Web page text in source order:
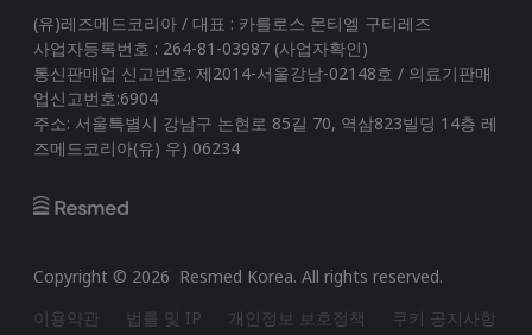
(유)레즈메드코리아 / 대표 : 카를로스 몬티엘 구티레즈
사업자등록번호 : 264-81-03987 (사업자확인)
통신판매업 신고번호: 제2014-서울강남-02148호 / 의료기판매
업신고번호:6904
주소: 서울특별시 강남구 논현로 85길 70, 역삼823빌딩 14층 레
즈메드코리아(유) 우) 06234
Copyright © 2026 Resmed Korea. All rights reserved.
이용약관
법률 및 IP 개인정보 보호정책 쿠키 공지사항